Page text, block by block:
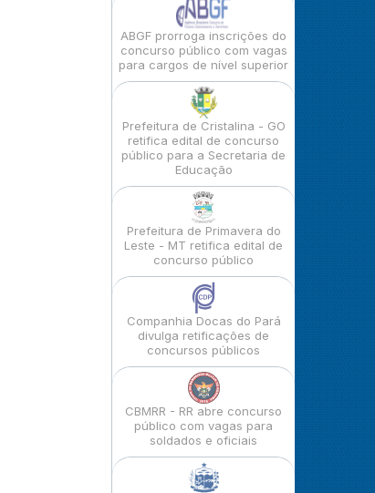
ABGF prorroga inscrições do
concurso público com vagas
para cargos de nível superior
Prefeitura de Cristalina - GO
retifica edital de concurso
público para a Secretaria de
Educação
Prefeitura de Primavera do
Leste - MT retifica edital de
concurso público
Companhia Docas do Pará
divulga retificações de
concursos públicos
CBMRR - RR abre concurso
público com vagas para
soldados e oficiais